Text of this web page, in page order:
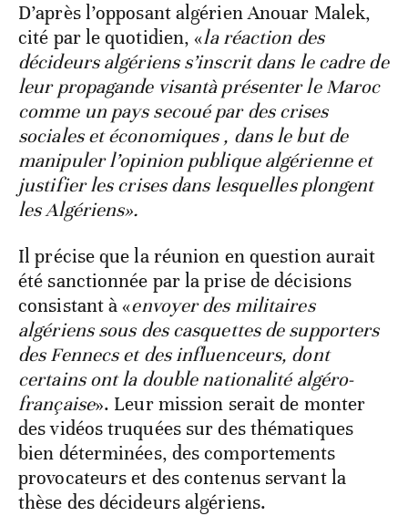
D’après l’opposant algérien Anouar Malek,
cité par le quotidien, «la réaction des
décideurs algériens s’inscrit dans le cadre de
leur propagande visantà présenter le Maroc
comme un pays secoué par des crises
sociales et économiques , dans le but de
manipuler l’opinion publique algérienne et
justifier les crises dans lesquelles plongent
les Algériens».
Il précise que la réunion en question aurait
été sanctionnée par la prise de décisions
consistant à «envoyer des militaires
algériens sous des casquettes de supporters
des Fennecs et des influenceurs, dont
certains ont la double nationalité algéro-
française». Leur mission serait de monter
des vidéos truquées sur des thématiques
bien déterminées, des comportements
provocateurs et des contenus servant la
thèse des décideurs algériens.